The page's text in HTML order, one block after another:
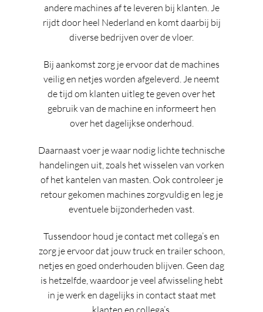
andere machines af te leveren bij klanten. Je
rijdt door heel Nederland en komt daarbij bij
diverse bedrijven over de vloer.
Bij aankomst zorg je ervoor dat de machines
veilig en netjes worden afgeleverd. Je neemt
de tijd om klanten uitleg te geven over het
gebruik van de machine en informeert hen
over het dagelijkse onderhoud.
Daarnaast voer je waar nodig lichte technische
handelingen uit, zoals het wisselen van vorken
of het kantelen van masten. Ook controleer je
retour gekomen machines zorgvuldig en leg je
eventuele bijzonderheden vast.
Tussendoor houd je contact met collega’s en
zorg je ervoor dat jouw truck en trailer schoon,
netjes en goed onderhouden blijven. Geen dag
is hetzelfde, waardoor je veel afwisseling hebt
in je werk en dagelijks in contact staat met
klanten en collega’s.